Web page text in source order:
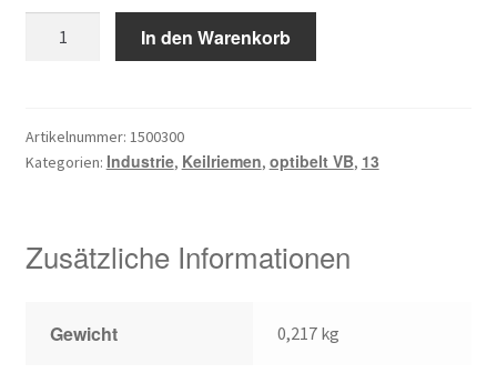
Shop
Warenkorb
Zahlungsarten
In den Warenkorb
Artikelnummer: 1500300
Kategorien: Industrie, Keilriemen, optibelt VB, 13
Zusätzliche Informationen
Gewicht 0,217 kg